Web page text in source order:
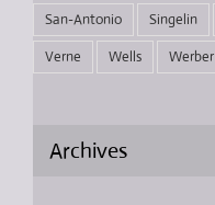
San-Antonio
Singelin
Verne
Wells Werber
Archives